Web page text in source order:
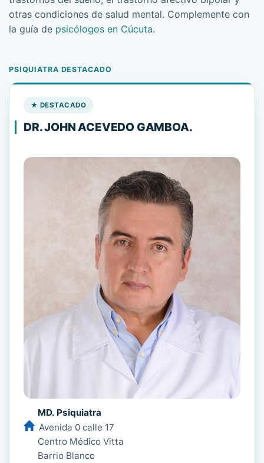
otras condiciones de salud mental. Complemente con
la guía de psicólogos en Cúcuta.
PSIQUIATRA DESTACADO
★ DESTACADO
DR. JOHN ACEVEDO GAMBOA.
MD. Psiquiatra
Avenida 0 calle 17
Centro Médico Vitta
Barrio Blanco